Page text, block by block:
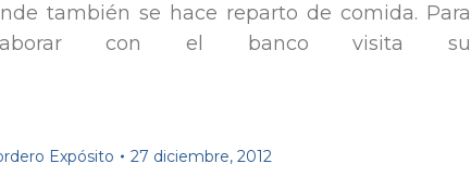
también se hace reparto de comida. Para
con el banco visita su
Expósito
27 diciembre, 2012